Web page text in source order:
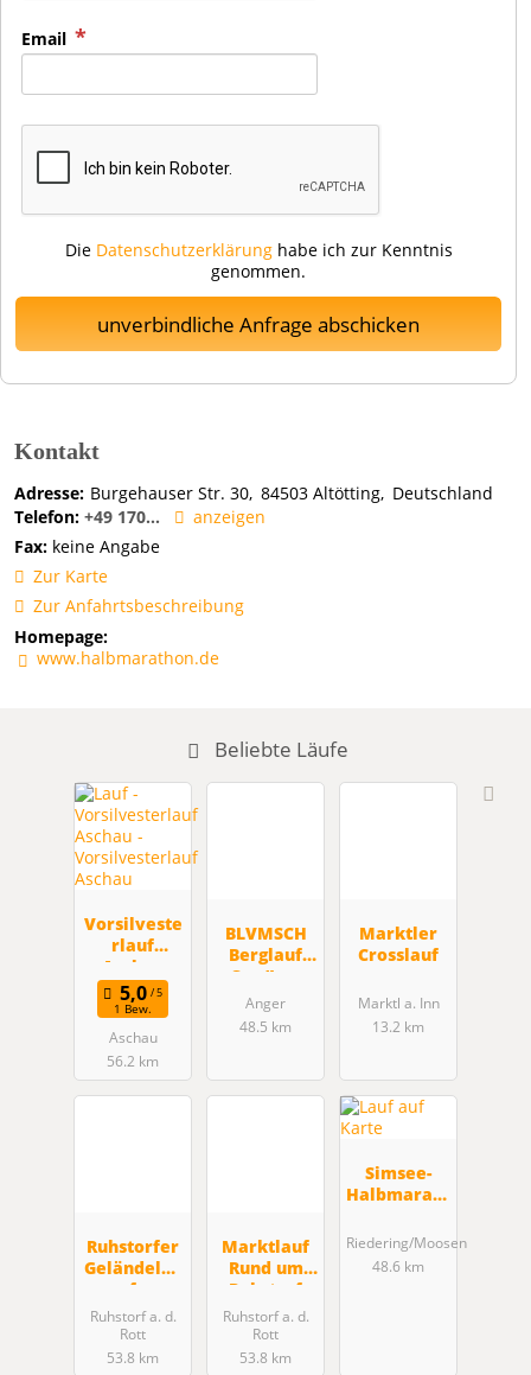
Email
Die Datenschutzerklärunghabe ich zur Kenntnis
genommen.
unverbindliche Anfrage abschicken
Kontakt
Adresse: Burgehauser Str. 30 84503 Altötting Deutschland
Telefon: +49 170...
anzeigen
Fax: keine Angabe
Zur Karte
Zur Anfahrtsbeschreibung
Homepage:
www.halbmarathon.de
Beliebte Läufe
Vorsilveste
rlauf
Aschau
1 Bew.
Aschau
56.2 km
BLVMSCH
Berglauf
Sen/Jug,
31.Stoißer
Alm
Berglauf
Anger
48.5 km
Marktler
Crosslauf
Marktl a. Inn
13.2 km
Ruhstorfer
Geländelau
f
Ruhstorf a. d.
Rott
53.8 km
Marktlauf
Rund um
Ruhstorf
Ruhstorf a. d.
Rott
53.8 km
Simsee-
Halbmarath
Riedering/Moosen
48.6 km